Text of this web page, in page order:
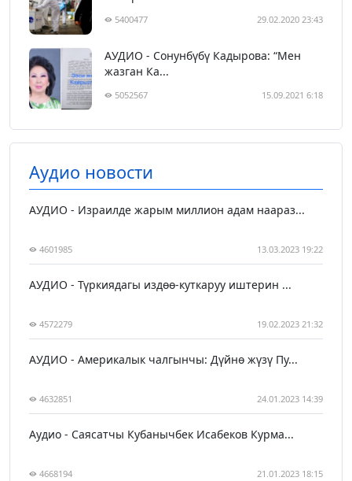
5400477 29.02.2020 23:43
АУДИО - Сонунбүбү Кадырова: “Мен
жазган Ка...
5052567 15.09.2021 6:18
Аудио новости
АУДИО - Израилде жарым миллион адам наараз...
4601985 13.03.2023 19:22
АУДИО - Түркиядагы издөө-куткаруу иштерин ...
4572279 19.02.2023 21:32
АУДИО - Америкалык чалгынчы: Дүйнө жүзү Пу...
4632851 24.01.2023 14:39
Аудио - Саясатчы Кубанычбек Исабеков Курма...
4668194 21.01.2023 18:15